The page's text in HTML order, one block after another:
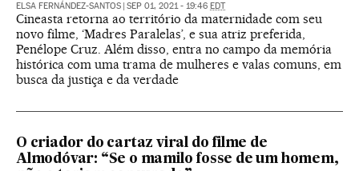
ELSA FERNÁNDEZ-SANTOS SEP 01, 2021 - 19:46 EDT
Cineasta retorna ao território da maternidade com seu
novo filme, ‘Madres Paralelas’, e sua atriz preferida,
Penélope Cruz. Além disso, entra no campo da memória
histórica com uma trama de mulheres e valas comuns, em
busca da justiça e da verdade
O criador do cartaz viral do filme de
Almodóvar: “Se o mamilo fosse de um homem,